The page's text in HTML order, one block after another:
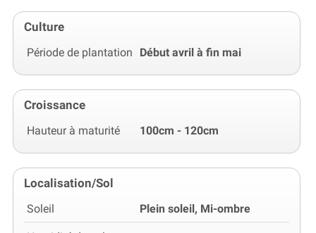
Culture
Période de plantation Début avril à fin mai
Croissance
Hauteur à maturité 100cm - 120cm
Localisation/Sol
Soleil Plein soleil, Mi-ombre